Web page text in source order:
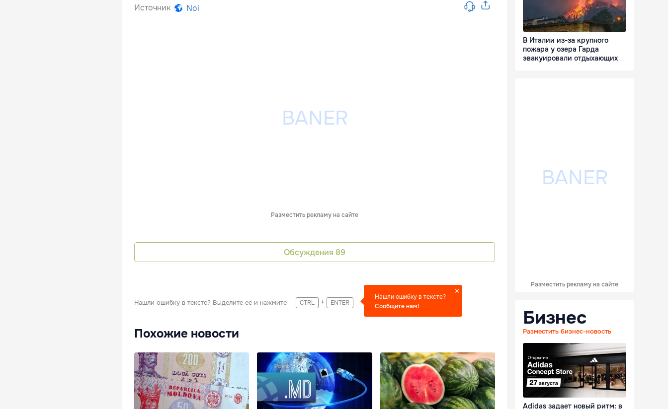
Источник Noi
Разместить рекламу на сайте
Обсуждения 89
Нашли ошибку в тексте? Выделите ее и нажмите CTRL + ENTER
Нашли ошибку в тексте?
Сообщите нам!
Похожие новости
В Италии из-за крупного
пожара у озера Гарда
эвакуировали отдыхающих
Разместить рекламу на сайте
Бизнес
Разместить бизнес-новость
Adidas задает новый ритм: в